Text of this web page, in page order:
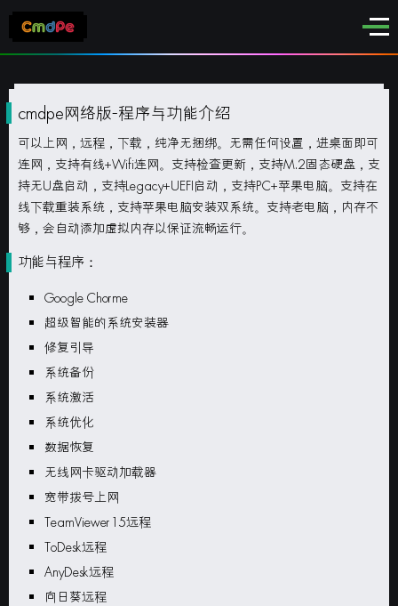
cmdpe网络版-程序与功能介绍
可以上网，远程，下载，纯净无捆绑。无需任何设置，进桌面即可
连网，支持有线+Wifi连网。支持检查更新，支持M.2固态硬盘，支
持无U盘启动，支持Legacy+UEFI启动，支持PC+苹果电脑。支持在
线下载重装系统，支持苹果电脑安装双系统。支持老电脑，内存不
够，会自动添加虚拟内存以保证流畅运行。
功能与程序：
Google Chorme
超级智能的系统安装器
修复引导
系统备份
系统激活
系统优化
数据恢复
无线网卡驱动加载器
宽带拨号上网
TeamViewer15远程
ToDesk远程
AnyDesk远程
向日葵远程